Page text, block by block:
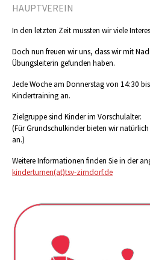
HAUPTVEREIN
In den letzten Zeit mussten wir viele
Doch nun freuen wir uns, dass wir mit
Übungsleiterin gefunden haben.
Jede Woche am Donnerstag von 14:30
Kindertraining an.
Zielgruppe sind Kinder im Vorschulalter.
(Für Grundschulkinder bieten wir
an.)
Weitere Informationen finden Sie in der
kinderturnen(at)tsv-zirndorf.de